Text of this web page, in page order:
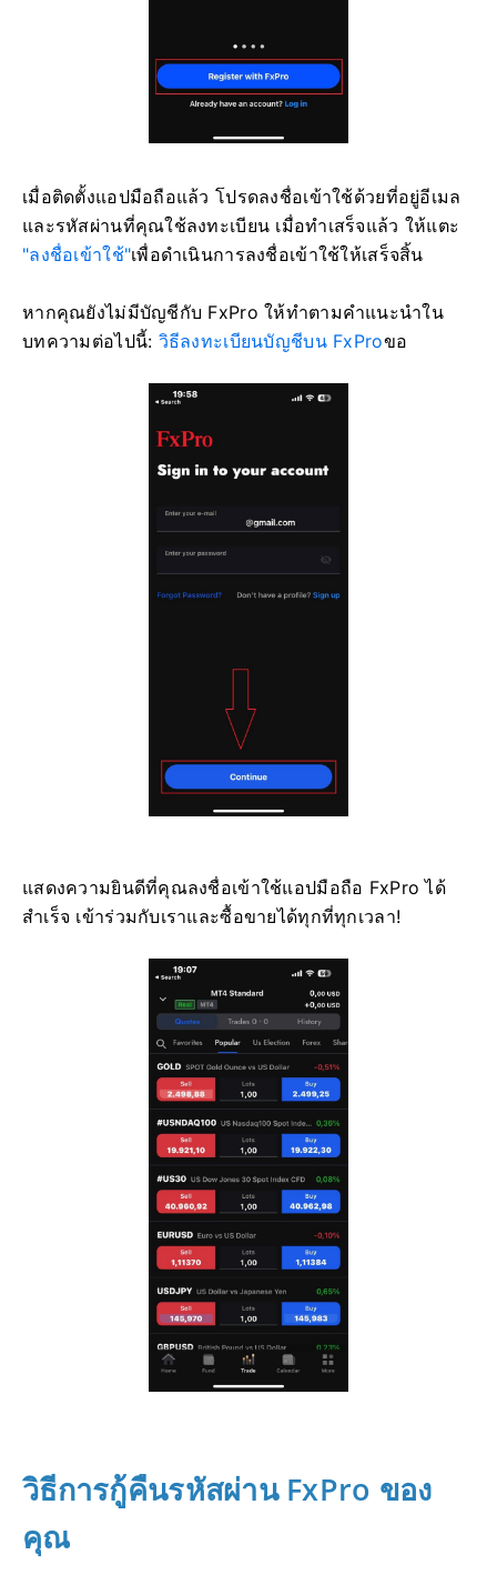
เมื่อติดตั้งแอปมือถือแล้ว โปรดลงชื่อเข้าใช้ด้วยที่อยู่อีเมล
และรหัสผ่านที่คุณใช้ลงทะเบียน เมื่อทำเสร็จแล้ว ให้แตะ
"ลงชื่อเข้าใช้"เพื่อดำเนินการลงชื่อเข้าใช้ให้เสร็จสิ้น
หากคุณยังไม่มีบัญชีกับ FxPro ให้ทำตามคำแนะนำใน
บทความต่อไปนี้: วิธีลงทะเบียนบัญชีบน FxProขอ
แสดงความยินดีที่คุณลงชื่อเข้าใช้แอปมือถือ FxPro ได้
สำเร็จ เข้าร่วมกับเราและซื้อขายได้ทุกที่ทุกเวลา!
วิธีการกู้คืนรหัสผ่าน FxPro ของ
คุณ